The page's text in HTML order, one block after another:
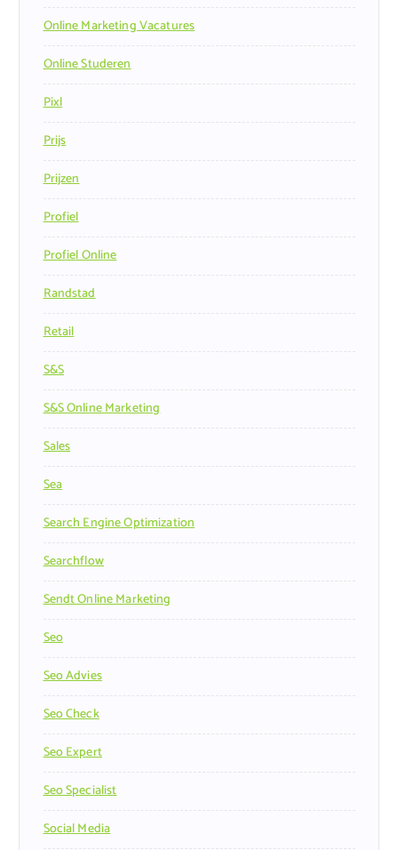
Online Marketing Vacatures
Online Studeren
Pixl
Prijs
Prijzen
Profiel
Profiel Online
Randstad
Retail
S&s
S&s Online Marketing
Sales
Sea
Search Engine Optimization
Searchflow
Sendt Online Marketing
Seo
Seo Advies
Seo Check
Seo Expert
Seo Specialist
Social Media